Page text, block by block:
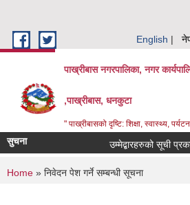
English
पाख्रीबास नगरपालिका, नगर
,पाख्रीबास, धनकुटा
" पाख्रीबासको दृष्टि: शिक्षा, स्वास्थ्य,
सुचना उम्मेद्बारहरुको सूची
You are here
Home » निवेदन पेश गर्ने सम्बन्धी सूचना